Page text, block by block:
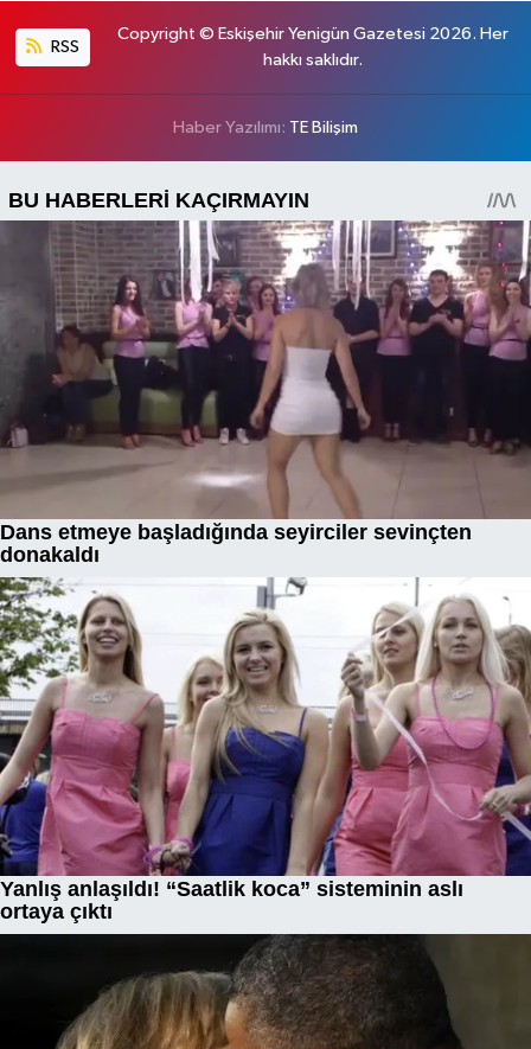
RSS
Copyright © Eskişehir Yenigün Gazetesi 2026. Her
hakkı saklıdır.
Haber Yazılımı: TE Bilişim